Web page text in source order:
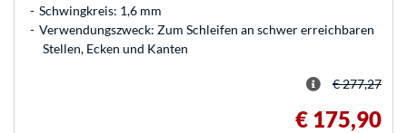
Schwingkreis: 1,6 mm
Verwendungszweck: Zum Schleifen an schwer erreichbaren
Stellen, Ecken und Kanten
€ 277,27
€ 175,90